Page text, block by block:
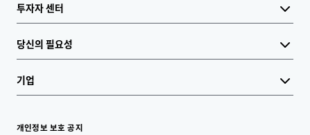
투자자 센터
당신의 필요성
기업
개인정보 보호 공지